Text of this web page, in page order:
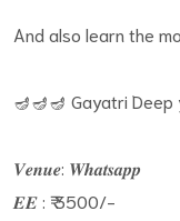
And also learn the
🪔🪔🪔 Gayatri Deep
𝑽𝒆𝒏𝒖𝒆: 𝑾𝒉𝒂𝒕𝒔𝒂𝒑𝒑
𝑬𝑬 : ₹ 3500/-